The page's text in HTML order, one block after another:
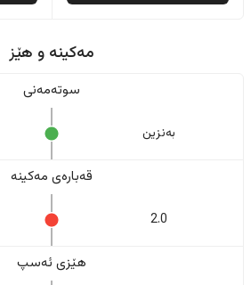
مەکینە و هێز
سوتەمەنی
بەنزین
قەبارەی مەکینە
2.0
هێزی ئەسپ